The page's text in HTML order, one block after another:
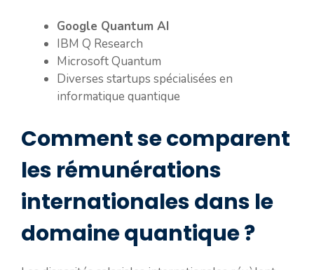
Google Quantum AI
IBM Q Research
Microsoft Quantum
Diverses startups spécialisées en
informatique quantique
Comment se comparent
les rémunérations
internationales dans le
domaine quantique ?